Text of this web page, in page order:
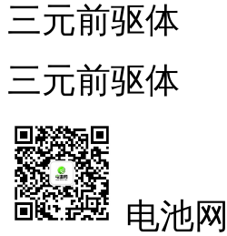
三元前驱体
三元前驱体
电池